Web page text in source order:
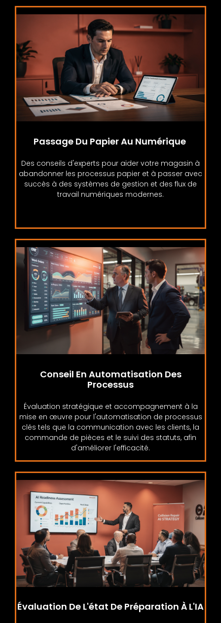
Passage Du Papier Au Numérique
Des conseils d'experts pour aider votre magasin à
abandonner les processus papier et à passer avec
succès à des systèmes de gestion et des flux de
travail numériques modernes.
Conseil En Automatisation Des
Processus
Évaluation stratégique et accompagnement à la
mise en œuvre pour l'automatisation de processus
clés tels que la communication avec les clients, la
commande de pièces et le suivi des statuts, afin
d'améliorer l'efficacité.
Évaluation De L'état De Préparation À L'IA